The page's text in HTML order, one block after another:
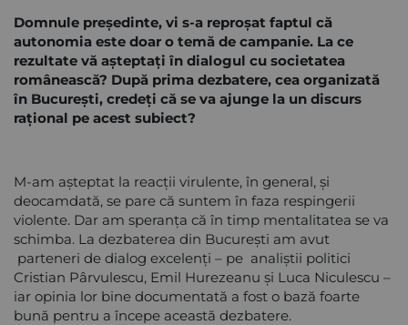
Domnule președinte, vi s-a reproșat faptul că
autonomia este doar o temă de campanie. La ce
rezultate vă așteptați în dialogul cu societatea
românească? După prima dezbatere, cea organizată
în București, credeți că se va ajunge la un discurs
rațional pe acest subiect?
M-am așteptat la reacții virulente, în general, și
deocamdată, se pare că suntem în faza respingerii
violente. Dar am speranța că în timp mentalitatea se va
schimba. La dezbaterea din București am avut
parteneri de dialog excelenți – pe analiștii politici
Cristian Pârvulescu, Emil Hurezeanu și Luca Niculescu –
iar opinia lor bine documentată a fost o bază foarte
bună pentru a începe această dezbatere.